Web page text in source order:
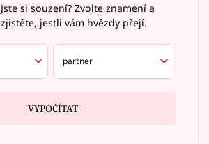
Jste si souzení? Zvolte znamení a
zjistěte, jestli vám hvězdy přejí.
VYPOČÍTAT